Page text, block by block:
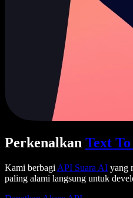
Perkenalkan Text
Kami berbagi API Suara AI yang
paling alami langsung untuk